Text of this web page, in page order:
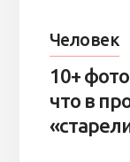
Человек
10+
что в